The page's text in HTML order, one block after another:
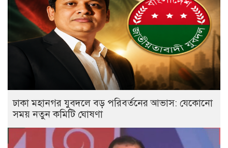
ঢাকা মহানগর যুবদলে বড় পরিবর্তনের আভাস: যেকোনো
সময় নতুন কমিটি ঘোষণা